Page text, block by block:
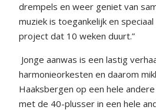
drempels en weer geniet van
muziek is toegankelijk en
project dat 10 weken duurt.”
Jonge aanwas is een lastig
harmonieorkesten en daarom
Haaksbergen op een hele
met de 40-plusser in een hele